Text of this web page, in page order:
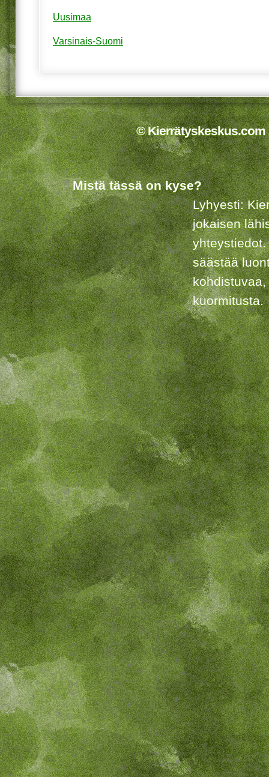
Uusimaa
Varsinais-Suomi
© Kierrätyskeskus.com
Mistä tässä on kyse?
Lyhyesti:
jokaisen
säästää
kuormitusta.